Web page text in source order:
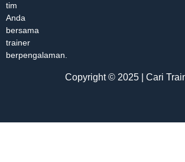
tim
Anda
bersama
trainer
berpengalaman.
Copyright © 2025 | Cari